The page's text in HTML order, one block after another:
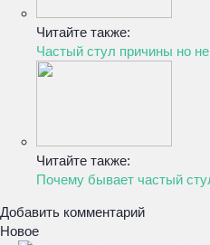
Читайте также:
Частый стул причины но
Читайте также:
Почему бывает частый
Добавить комментарий
Новое